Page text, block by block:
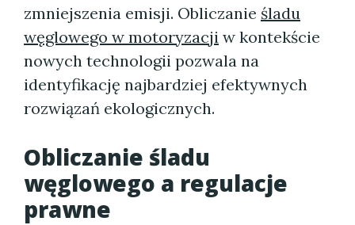
zmniejszenia emisji. Obliczanie śladu
węglowego w motoryzacji w kontekście
nowych technologii pozwala na
identyfikację najbardziej efektywnych
rozwiązań ekologicznych.
Obliczanie śladu
węglowego a regulacje
prawne